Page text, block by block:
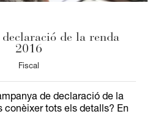
de la renda
2016
Fiscal
de declaració de la
conèixer tots els detalls? En